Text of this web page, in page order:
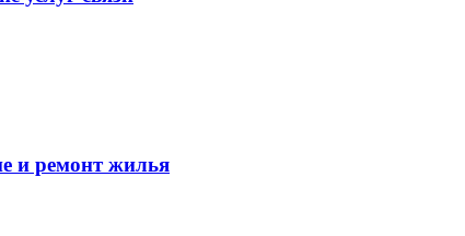
и ремонт жилья